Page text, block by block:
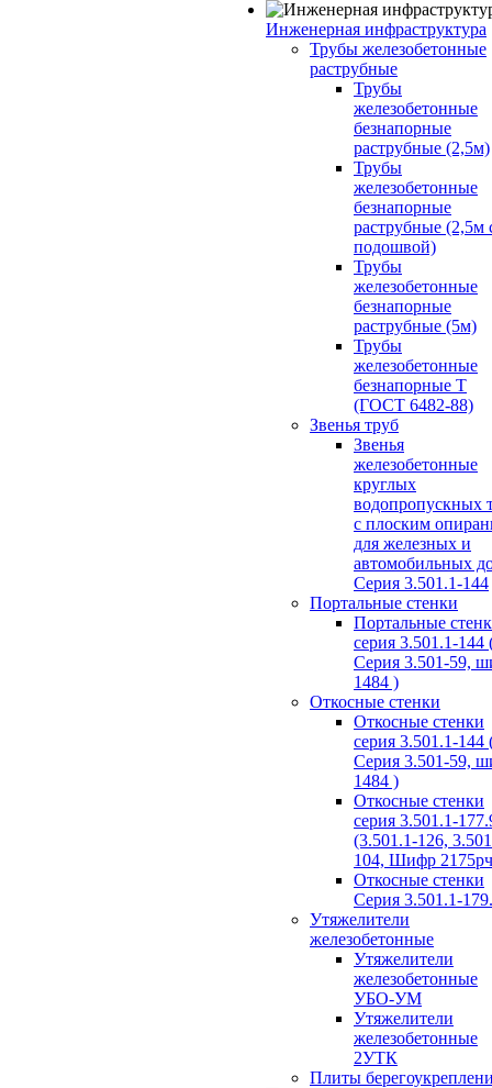
Инженерная инфраструктура
Трубы железобетонные
раструбные
Трубы
железобетонные
безнапорные
раструбные (2,5м)
Трубы
железобетонные
безнапорные
раструбные (2,5м
подошвой)
Трубы
железобетонные
безнапорные
раструбные (5м)
Трубы
железобетонные
безнапорные Т
(ГОСТ 6482-88)
Звенья труб
Звенья
железобетонные
круглых
водопропускных
с плоским
для железных и
автомобильных
Серия 3.501.1-144
Портальные стенки
Портальные
серия 3.501.1-144
Серия 3.501-59,
1484 )
Откосные стенки
Откосные стенки
серия 3.501.1-144
Серия 3.501-59,
1484 )
Откосные стенки
серия 3.501.1-
(3.501.1-126,
104, Шифр
Откосные стенки
Серия 3.501.1-
Утяжелители
железобетонные
Утяжелители
железобетонные
УБО-УМ
Утяжелители
железобетонные
2УТК
Плиты